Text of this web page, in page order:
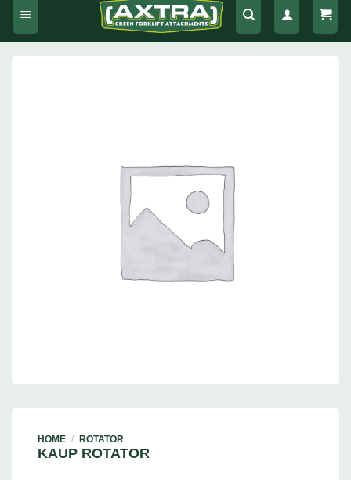
HOME / ROTATOR
KAUP ROTATOR